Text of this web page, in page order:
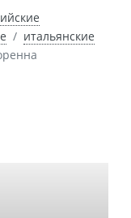
итальянские